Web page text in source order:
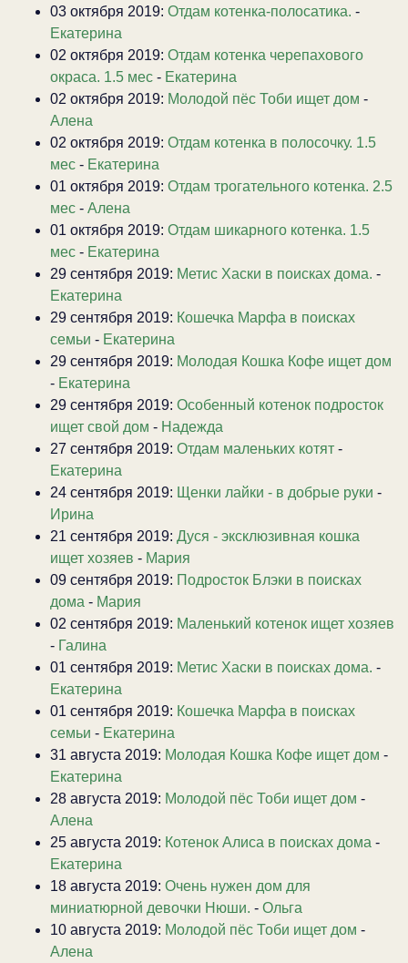
03 октября 2019: Отдам котенка-полосатика. -
Екатерина
02 октября 2019: Отдам котенка черепахового
окраса. 1.5 мес - Екатерина
02 октября 2019: Молодой пёс Тоби ищет дом -
Алена
02 октября 2019: Отдам котенка в полосочку. 1.5
мес - Екатерина
01 октября 2019: Отдам трогательного котенка. 2.5
мес - Алена
01 октября 2019: Отдам шикарного котенка. 1.5
мес - Екатерина
29 сентября 2019: Метис Хаски в поисках дома. -
Екатерина
29 сентября 2019: Кошечка Марфа в поисках
семьи - Екатерина
29 сентября 2019: Молодая Кошка Кофе ищет дом
- Екатерина
29 сентября 2019: Особенный котенок подросток
ищет свой дом - Надежда
27 сентября 2019: Отдам маленьких котят -
Екатерина
24 сентября 2019: Щенки лайки - в добрые руки -
Ирина
21 сентября 2019: Дуся - эксклюзивная кошка
ищет хозяев - Мария
09 сентября 2019: Подросток Блэки в поисках
дома - Мария
02 сентября 2019: Маленький котенок ищет хозяев
- Галина
01 сентября 2019: Метис Хаски в поисках дома. -
Екатерина
01 сентября 2019: Кошечка Марфа в поисках
семьи - Екатерина
31 августа 2019: Молодая Кошка Кофе ищет дом -
Екатерина
28 августа 2019: Молодой пёс Тоби ищет дом -
Алена
25 августа 2019: Котенок Алиса в поисках дома -
Екатерина
18 августа 2019: Очень нужен дом для
миниатюрной девочки Нюши. - Ольга
10 августа 2019: Молодой пёс Тоби ищет дом -
Алена